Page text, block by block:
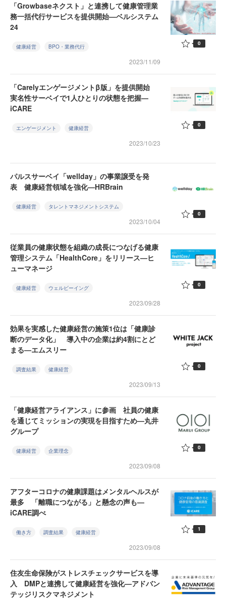
「Growbaseネクスト」と連携して健康管理業
務一括代行サービスを提供開始—ベルシステム
24
健康経営 BPO・業務代行
2023/11/09
0
「Carelyエンゲージメントβ版」を提供開始
実名性サーベイで1人ひとりの状態を把握—
iCARE
エンゲージメント 健康経営
2023/10/23
0
パルスサーベイ「wellday」の事業譲受を発
表 健康経営領域を強化—HRBrain
健康経営 タレントマネジメントシステム
2023/10/04
0
従業員の健康状態を組織の成長につなげる健康
管理システム「HealthCore」をリリース—ヒ
ューマネージ
健康経営 ウェルビーイング
2023/09/28
0
効果を実感した健康経営の施策1位は「健康診
断のデータ化」 導入中の企業は約4割にとど
まる—エムスリー
調査結果 健康経営
2023/09/13
0
「健康経営アライアンス」に参画 社員の健康
を通じてミッションの実現を目指すため—丸井
グループ
健康経営 企業理念
2023/09/08
0
アフターコロナの健康課題はメンタルヘルスが
最多 「離職につながる」と懸念の声も—
iCARE調べ
働き方 調査結果 健康経営
2023/09/08
1
住友生命保険がストレスチェックサービスを導
入 DMPと連携して健康経営を強化—アドバン
テッジリスクマネジメント